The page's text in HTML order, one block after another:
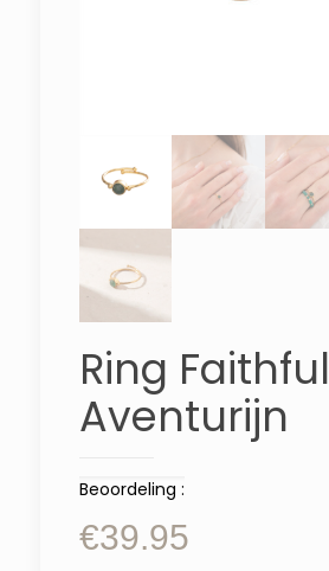
Ring Faithful
Aventurijn
Beoordeling :
€39.95